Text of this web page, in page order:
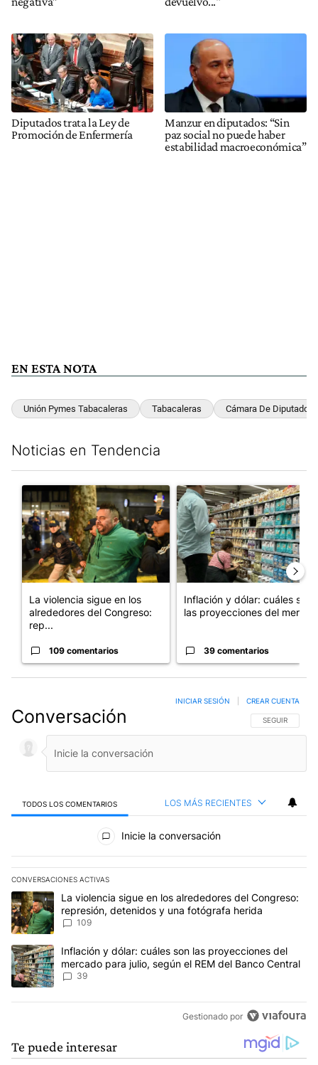
Diputados trata la Ley de
Promoción de Enfermería
Manzur en diputados: “Sin
paz social no puede haber
estabilidad macroeconómica”
EN ESTA NOTA
Unión Pymes Tabacaleras Tabacaleras Cámara De Diputados
Noticias en Tendencia
Un artículo de tendencia con el título "La violencia sigue en
La violencia sigue en los
alrededores del Congreso:
rep...
109 comentarios
Un artículo de tendencia con
Inflación y dólar: cuáles son
las proyecciones del merc...
39 comentarios
Conversación SIGA ESTA
SEGUIR
INICIAR SESIÓN CREAR CUENTA
TODOS LOS COMENTARIOS LOS MÁS RECIENTES
Todos los comentarios
Inicie la conversación
CONVERSACIONES ACTIVAS
Este listado muestra los artículos con más comentarios en los
Un artículo de tendencia con el título "La violencia sigue en los
La violencia sigue en los alrededores del Congreso:
represión, detenidos y una fotógrafa herida
109
Un artículo de tendencia con el título "Inflación y dólar: cuáles
Inflación y dólar: cuáles son las proyecciones del
mercado para julio, según el REM del Banco Central
39
Gestionado por